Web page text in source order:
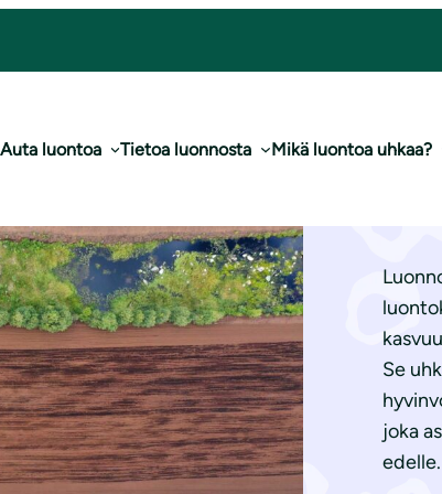
Auta luontoa Tietoa luonnosta Mikä luontoa uhkaa?
Se
joka
edelle.